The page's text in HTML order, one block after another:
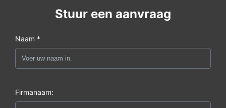
Stuur een aanvraag
Naam *
Firmanaam: